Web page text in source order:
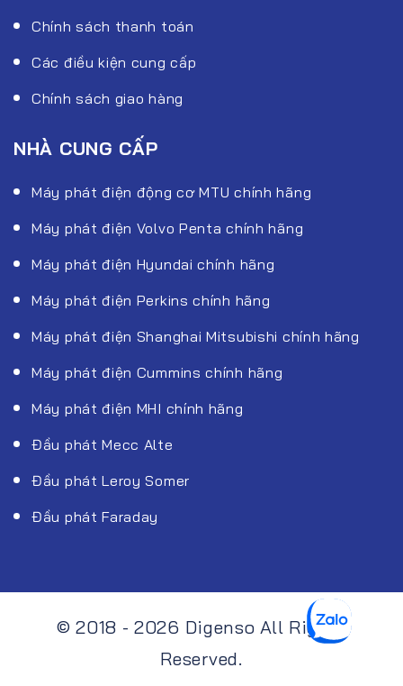
Chính sách thanh toán
Các điều kiện cung cấp
Chính sách giao hàng
NHÀ CUNG CẤP
Máy phát điện động cơ MTU chính hãng
Máy phát điện Volvo Penta chính hãng
Máy phát điện Hyundai chính hãng
Máy phát điện Perkins chính hãng
Máy phát điện Shanghai Mitsubishi chính hãng
Máy phát điện Cummins chính hãng
Máy phát điện MHI chính hãng
Đầu phát Mecc Alte
Đầu phát Leroy Somer
Đầu phát Faraday
© 2018 - 2026 Digenso All Rights
Reserved.